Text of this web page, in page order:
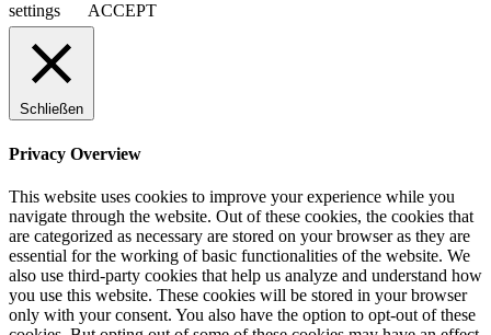
settings
ACCEPT
Schließen
Privacy Overview
This website uses cookies to improve your experience while you
navigate through the website. Out of these cookies, the cookies that
are categorized as necessary are stored on your browser as they are
essential for the working of basic functionalities of the website. We
also use third-party cookies that help us analyze and understand how
you use this website. These cookies will be stored in your browser
only with your consent. You also have the option to opt-out of these